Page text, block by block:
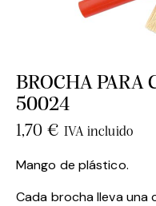
BROCHA PARA
50024
1,70 € IVA incluido
Mango de plástico.
Cada brocha lleva una